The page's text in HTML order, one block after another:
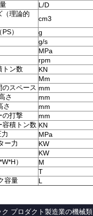
L/D
（理論的
cm3
）
g
g/s
MPa
rpm
トン数
KN
Mm
スペース mm
さ
mm
さ
mm
の打撃
mm
容積トン数 KN
MPa
ー力
KW
KW
）
M
T
容量
L
ク プロダクト製造業の機械類